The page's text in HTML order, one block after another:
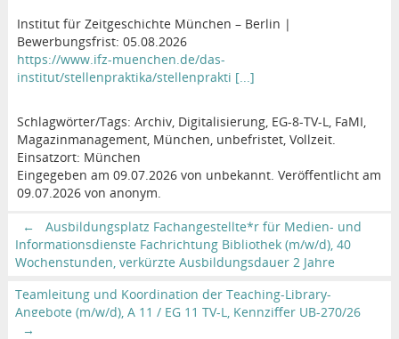
Institut für Zeitgeschichte München – Berlin |
Bewerbungsfrist: 05.08.2026
https://www.ifz-muenchen.de/das-
institut/stellenpraktika/stellenprakti [...]
Schlagwörter/Tags: Archiv, Digitalisierung, EG-8-TV-L, FaMI,
Magazinmanagement, München, unbefristet, Vollzeit.
Einsatzort: München
Eingegeben am 09.07.2026 von unbekannt. Veröffentlicht am
09.07.2026 von anonym.
←
Ausbildungsplatz Fachangestellte*r für Medien- und
Informationsdienste Fachrichtung Bibliothek (m/w/d), 40
Wochenstunden, verkürzte Ausbildungsdauer 2 Jahre
Teamleitung und Koordination der Teaching-Library-
Angebote (m/w/d), A 11 / EG 11 TV-L, Kennziffer UB-270/26
→